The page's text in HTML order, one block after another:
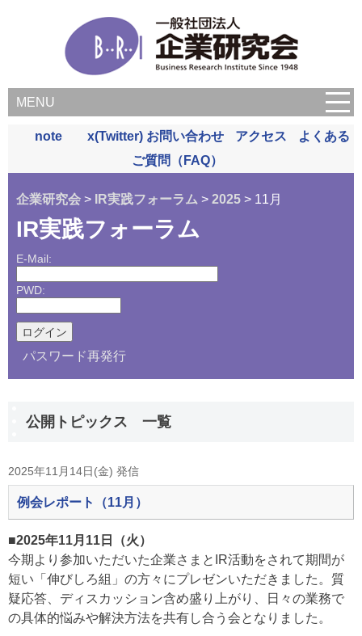
MENU
note x(Twitter) お問い合わせ アクセス
よくある
ご質問（FAQ）
企業研究会 > IR実践フォーラム > 2025 > 11月
IR実践フォーラム
E-Mail:
PWD:
パスワード再発行
公開トピックス 一覧
2025年11月14日(金) 発信
例会レポート（11月）
■2025年11月11日（火）
今期より参加いただいた企業さまとIR活動をされて期間が
短い「伸びしろ組」の方々にプレゼンいただきました。質
疑応答、ディスカッション含め盛り上がり、日々の業務で
の具体的悩みや解決方法を共有し合う会となりました。